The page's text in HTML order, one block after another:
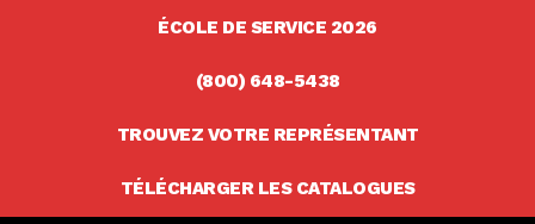
ÉCOLE DE SERVICE 2026
(800) 648-5438
TROUVEZ VOTRE REPRÉSENTANT
TÉLÉCHARGER LES CATALOGUES